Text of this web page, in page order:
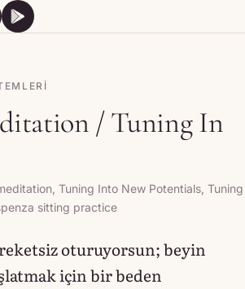
Store
Store
Google Play
Google Play
/ Tuning In
Tuning Into New Potentials, Tuning
sitting practice
oturuyorsun; beyin
için bir beden